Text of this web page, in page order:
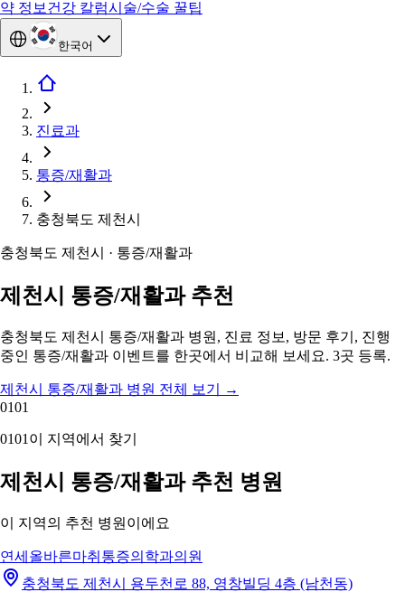
약 정보 건강 칼럼시술/수술 꿀팁
한국어
진료과
통증/재활과
충청북도 제천시
충청북도 제천시 · 통증/재활과
제천시 통증/재활과 추천
충청북도 제천시 통증/재활과 병원, 진료 정보, 방문 후기, 진행
중인 통증/재활과 이벤트를 한곳에서 비교해 보세요. 3곳 등록.
제천시 통증/재활과 병원 전체 보기
→
0101
0101 이 지역에서 찾기
제천시 통증/재활과 추천 병원
이 지역의 추천 병원이에요
연세올바른마취통증의학과의원
충청북도 제천시 용두천로 88, 영창빌딩 4층 (남천동)